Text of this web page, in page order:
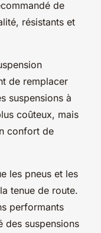
de
résistants et
de remplacer
suspensions à
coûteux, mais
confort de
les pneus et les
tenue de route.
performants
des suspensions